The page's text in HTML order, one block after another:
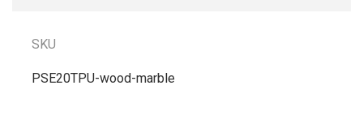
SKU
PSE20TPU-wood-marble